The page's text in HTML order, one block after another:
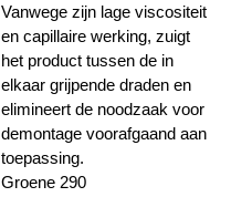
Vanwege zijn lage viscositeit
en capillaire werking, zuigt
het product tussen de in
elkaar grijpende draden en
elimineert de noodzaak voor
demontage voorafgaand aan
toepassing.
Groene 290